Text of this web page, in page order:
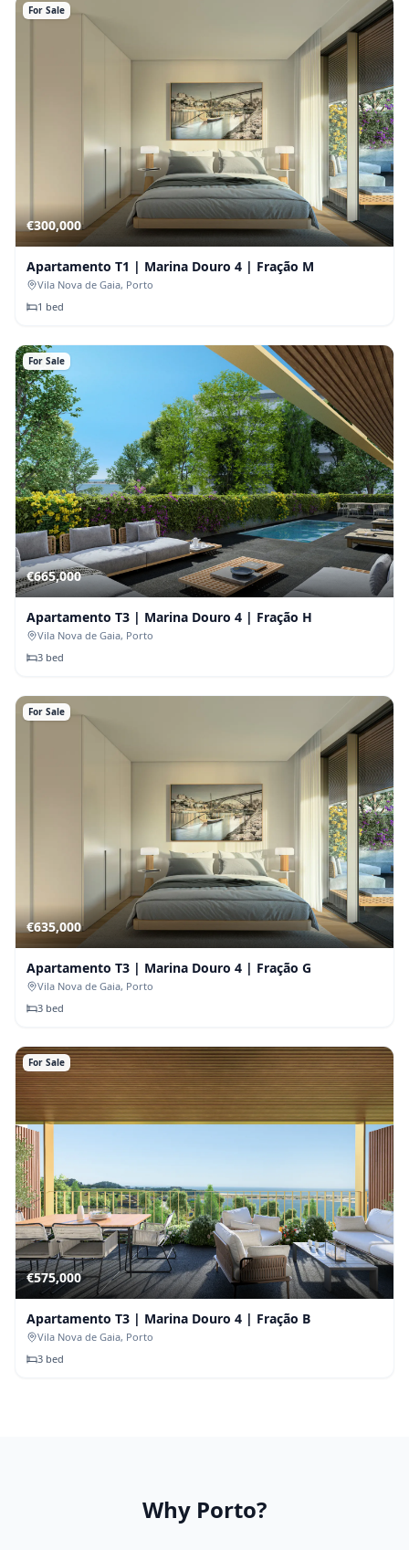
For Sale
€300,000
Apartamento T1 | Marina Douro 4 | Fração M
Vila Nova de Gaia, Porto
1 bed
For Sale
€665,000
Apartamento T3 | Marina Douro 4 | Fração H
Vila Nova de Gaia, Porto
3 bed
For Sale
€635,000
Apartamento T3 | Marina Douro 4 | Fração G
Vila Nova de Gaia, Porto
3 bed
For Sale
€575,000
Apartamento T3 | Marina Douro 4 | Fração B
Vila Nova de Gaia, Porto
3 bed
Why Porto?